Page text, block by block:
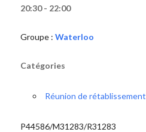
20:30 - 22:00
Groupe : Waterloo
Catégories
Réunion de rétablissement
P44586/M31283/R31283